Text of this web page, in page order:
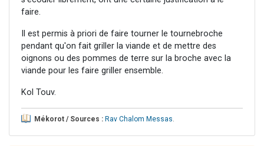
faire.
Il est permis à priori de faire tourner le tournebroche
pendant qu'on fait griller la viande et de mettre des
oignons ou des pommes de terre sur la broche avec la
viande pour les faire griller ensemble.
Kol Touv.
Mékorot / Sources : Rav Chalom Messas.